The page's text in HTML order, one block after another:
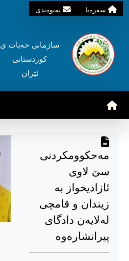
سه‌ره‌تا په‌یوه‌ندی
سازمانی خه‌بات ی
کوردستانی
ئێران
مەحکوومکردنی
سێ لاوی
ئازادیخواز بە
زیندان و قامچی
لەلایەن دادگای
پیرانشارەوە